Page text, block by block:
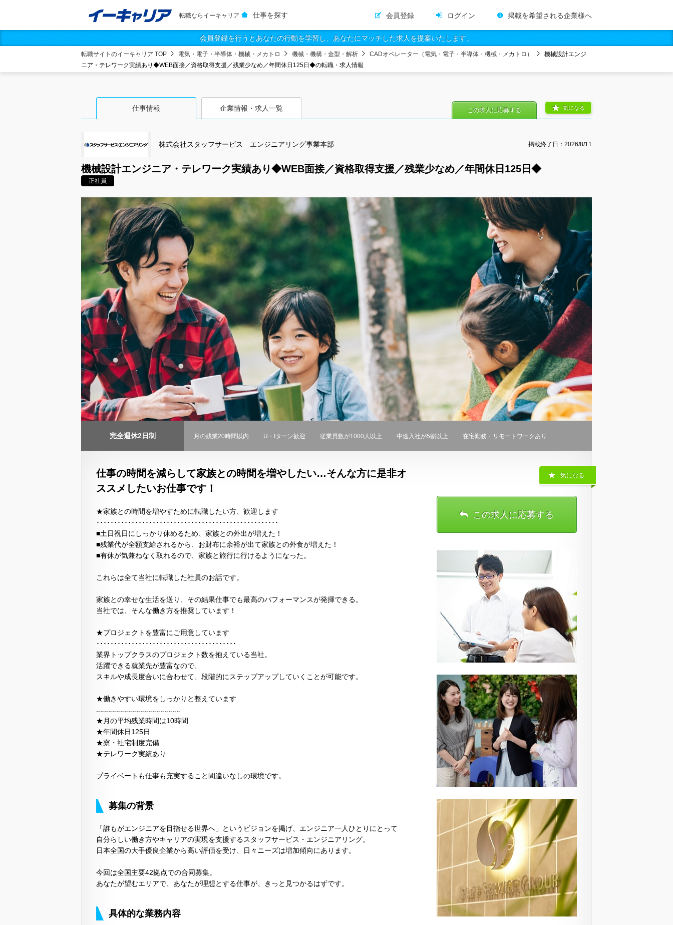
転職ならイーキャリア 仕事を探す 会員登録 ログイン 掲載を希望される企業様へ
会員登録を行うとあなたの行動を学習し、あなたにマッチした求人を提案いたします。
転職サイトのイーキャリア TOP 電気・電子・半導体・機械・メカトロ 機械・機構・金型・解析 CADオペレーター（電気・電子・半導体・機械・メカトロ）
機械設計エンジ
ニア・テレワーク実績あり◆WEB面接／資格取得支援／残業少なめ／年間休日125日◆の転職・求人情報
仕事情報 企業情報・求人一覧
株式会社スタッフサービス エンジニアリング事業本部 掲載終了日： 2026/8/11
機械設計エンジニア・テレワーク実績あり◆WEB面接／資格取得支援／残業少なめ／年間休日125日◆
正社員
気になる
この求人に応募する
完全週休2日制 月の残業20時間以内 U・Iターン歓迎 従業員数が1000人以上 中途入社が5割以上 在宅勤務・リモートワークあり
仕事の時間を減らして家族との時間を増やしたい…そんな方に是非オ
ススメしたいお仕事です！
★家族との時間を増やすために転職したい方、歓迎します
････････････････････････････････････････････････････
■土日祝日にしっかり休めるため、家族との外出が増えた！
■残業代が全額支給されるから、お財布に余裕が出て家族との外食が増えた！
■有休が気兼ねなく取れるので、家族と旅行に行けるようになった。
これらは全て当社に転職した社員のお話です。
家族との幸せな生活を送り、その結果仕事でも最高のパフォーマンスが発揮できる。
当社では、そんな働き方を推奨しています！
★プロジェクトを豊富にご用意しています
････････････････････････････････････････
業界トップクラスのプロジェクト数を抱えている当社。
活躍できる就業先が豊富なので、
スキルや成長度合いに合わせて、段階的にステップアップしていくことが可能です。
★働きやすい環境をしっかりと整えています
‥‥‥‥‥‥‥‥‥‥‥‥‥‥‥‥‥‥‥‥‥
★月の平均残業時間は10時間
★年間休日125日
★寮・社宅制度完備
★テレワーク実績あり
プライベートも仕事も充実すること間違いなしの環境です。
募集の背景
「誰もがエンジニアを目指せる世界へ」というビジョンを掲げ、エンジニア一人ひとりにとって
自分らしい働き方やキャリアの実現を支援するスタッフサービス・エンジニアリング。
日本全国の大手優良企業から高い評価を受け、日々ニーズは増加傾向にあります。
今回は全国主要42拠点での合同募集。
あなたが望むエリアで、あなたが理想とする仕事が、きっと見つかるはずです。
具体的な業務内容
気になる
この求人に応募する